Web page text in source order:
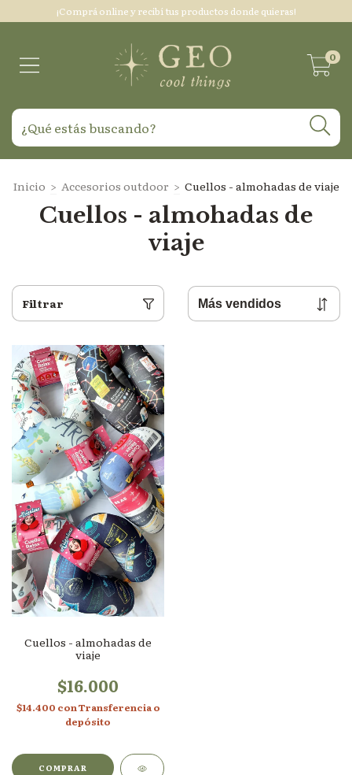
¡Comprá online y recibí tus productos donde quieras!
0
Inicio > Accesorios outdoor > Cuellos - almohadas de viaje
Cuellos - almohadas de
viaje
Filtrar
Cuellos - almohadas de
viaje
$16.000
$14.400 conTransferencia o
depósito